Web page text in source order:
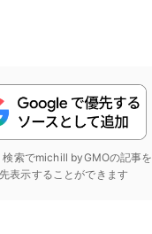
索でmichill byGMOの記事を
表示することができます